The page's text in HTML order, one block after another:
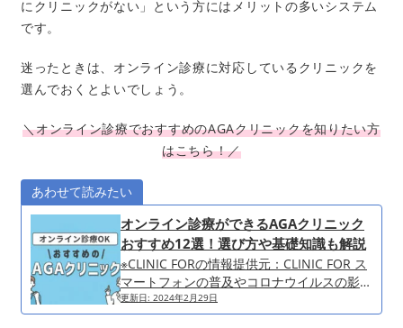
にクリニックがない」という方にはメリットの多いシステム
です。
迷ったときは、オンライン診療に対応しているクリニックを
選んでおくとよいでしょう。
＼オンライン診療でおすすめのAGAクリニックを知りたい方
はこちら！／
あわせて読みたい
オンライン診療ができるAGAクリニック
おすすめ12選！選び方や基礎知識も解説
※CLINIC FORの情報提供元：CLINIC FOR ス
マートフォンの普及やコロナウイルスの影響
もあり、ビデオ通話によるオンライン診療を
導入する医療機関は年々増加しています。と
更新日: 2024年2月29日